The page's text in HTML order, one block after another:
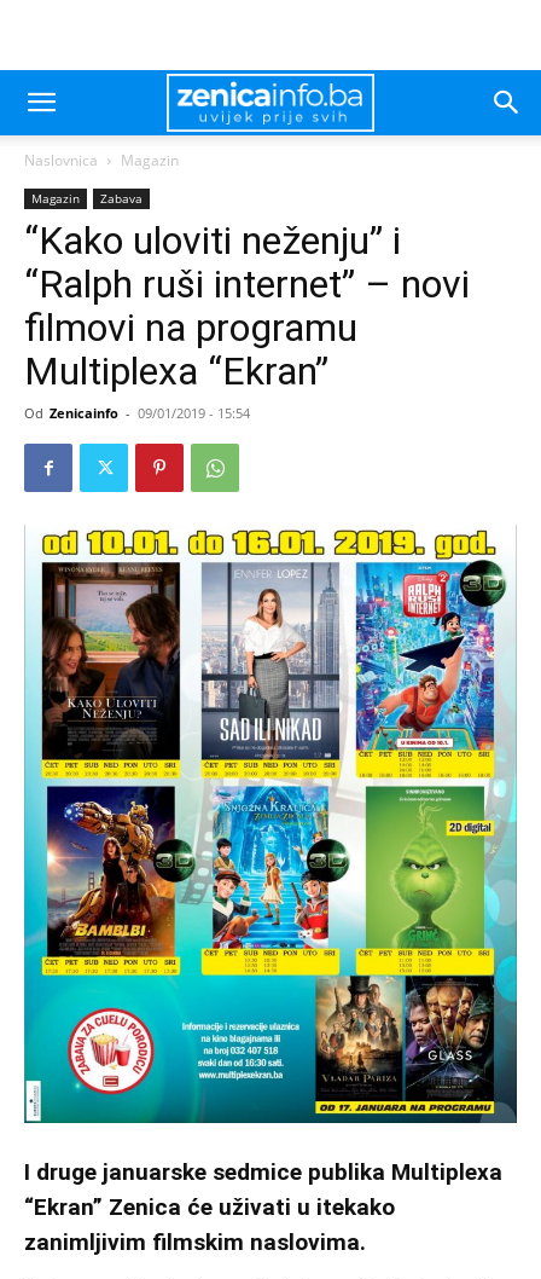
Naslovnica Magazin
Magazin Zabava
“Kako uloviti neženju” i
“Ralph ruši internet” – novi
filmovi na programu
Multiplexa “Ekran”
Od Zenicainfo - 09/01/2019 - 15:54
I druge januarske sedmice publika Multiplexa
“Ekran” Zenica će uživati u itekako
zanimljivim filmskim naslovima.